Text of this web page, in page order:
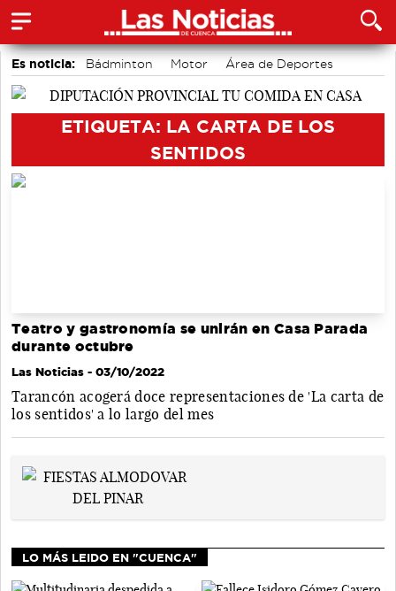
Es noticia: Bádminton Motor
Área de Deportes
Actividades culturales en Cuenca
ETIQUETA: LA CARTA DE LOS
SENTIDOS
Teatro y gastronomía se unirán en Casa Parada
durante octubre
Las Noticias - 03/10/2022
Tarancón acogerá doce representaciones de 'La carta de
los sentidos' a lo largo del mes
LO MÁS LEIDO EN "CUENCA"